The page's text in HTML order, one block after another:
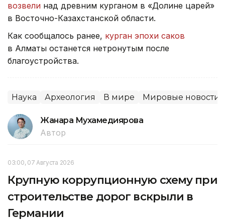
возвели над древним курганом в «Долине царей»
в Восточно-Казахстанской области.
Как сообщалось ранее, курган эпохи саков
в Алматы останется нетронутым после
благоустройства.
Наука Археология В мире Мировые новости
Жанара Мухамедиярова
Автор
03:00, 07 Августа 2026
Крупную коррупционную схему при
строительстве дорог вскрыли в
Германии